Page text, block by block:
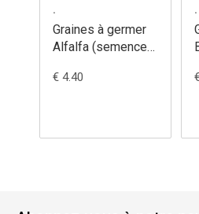
.
Graines à germer
Alfalfa (semences)
€ 4.40
.